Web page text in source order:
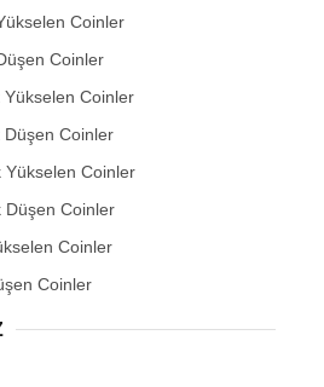
Coinler
Coinler
Coinler
Düşen Coinler
Yükselen Coinler
Düşen Coinler
Coinler
Coinler